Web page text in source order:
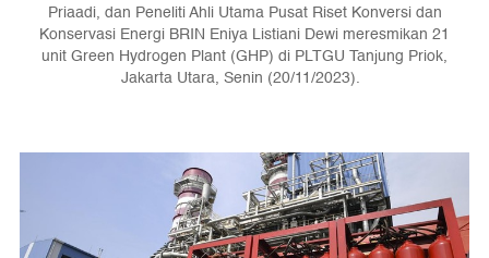
Priaadi, dan Peneliti Ahli Utama Pusat Riset Konversi dan
Konservasi Energi BRIN Eniya Listiani Dewi meresmikan 21
unit Green Hydrogen Plant (GHP) di PLTGU Tanjung Priok,
Jakarta Utara, Senin (20/11/2023).